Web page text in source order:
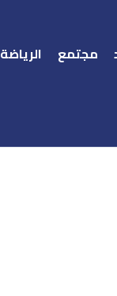
مجتمع الرياضة